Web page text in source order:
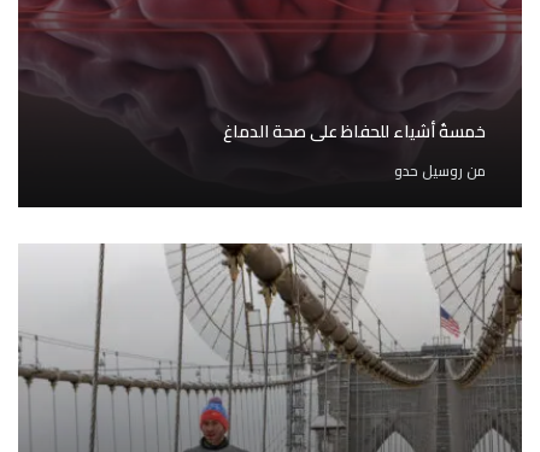
خمسةُ أشياء للحفاظ على صحة الدماغ
من روسيل حدو